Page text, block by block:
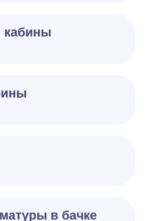
кабины
в бачке